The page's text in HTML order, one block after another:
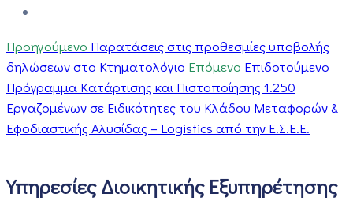
Προηγούμενο Παρατάσεις στις προθεσμίες υποβολής
δηλώσεων στο Κτηματολόγιο Επόμενο Επιδοτούμενο
Πρόγραμμα Κατάρτισης και Πιστοποίησης 1.250
Εργαζομένων σε Ειδικότητες του Κλάδου Μεταφορών &
Εφοδιαστικής Αλυσίδας – Logistics από την Ε.Σ.Ε.Ε.
Υπηρεσίες Διοικητικής Εξυπηρέτησης